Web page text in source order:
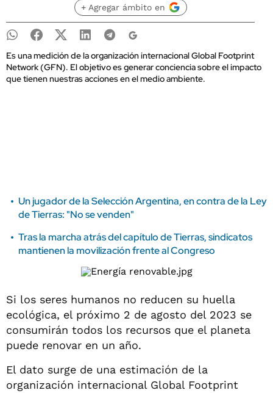
+ Agregar ámbito en
Es una medición de la organización internacional Global Footprint
Network (GFN). El objetivo es generar conciencia sobre el impacto
que tienen nuestras acciones en el medio ambiente.
Un jugador de la Selección Argentina, en contra de la Ley
de Tierras: "No se venden"
Tras la marcha atrás del capítulo de Tierras, sindicatos
mantienen la movilización frente al Congreso
Si los seres humanos no reducen su huella
ecológica, el próximo 2 de agosto del 2023 se
consumirán todos los recursos que el planeta
puede renovar en un año.
El dato surge de una estimación de la
organización internacional Global Footprint